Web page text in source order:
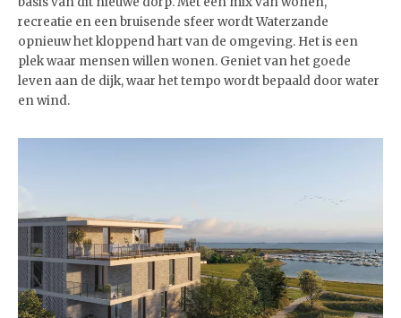
recreatie en een bruisende sfeer wordt Waterzande
opnieuw het kloppend hart van de omgeving. Het is een
plek waar mensen willen wonen. Geniet van het goede
leven aan de dijk, waar het tempo wordt bepaald door water
en wind.